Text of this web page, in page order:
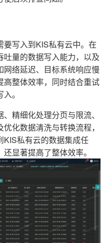
写入到KIS私有云中。在
量的数据写入能力，以及
络延迟、目标系统响应慢
整体效率，同时结合重试
。
精细化处理分页与限流、
化数据清洗与转换流程，
KIS私有云的数据集成任
显著提高了整体效率。